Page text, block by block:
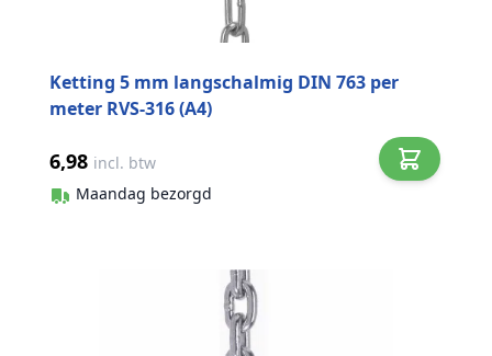
Ketting 5 mm langschalmig DIN 763 per
meter RVS-316 (A4)
6,98 incl. btw
Maandag bezorgd